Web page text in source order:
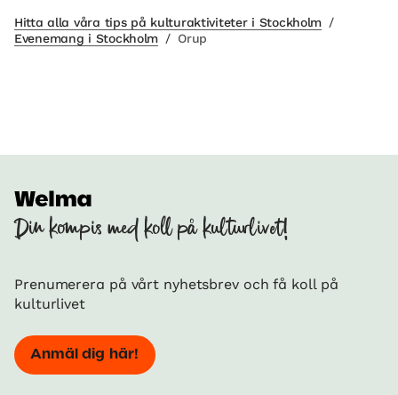
Hitta alla våra tips på kulturaktiviteter i Stockholm /
Evenemang i Stockholm / Orup
Din kompis med koll på kulturlivet!
Prenumerera på vårt nyhetsbrev och få koll på
kulturlivet
Anmäl dig här!